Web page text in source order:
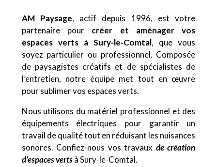
AM Paysage, actif depuis 1996, est votre
partenaire pour créer et aménager vos
espaces verts à Sury-le-Comtal, que vous
soyez particulier ou professionnel. Composée
de paysagistes créatifs et de spécialistes de
l’entretien, notre équipe met tout en œuvre
pour sublimer vos espaces verts.
Nous utilisons du matériel professionnel et des
équipements électriques pour garantir un
travail de qualité tout en réduisant les nuisances
sonores. Confiez-nous vos travaux de création
d’espaces vertsà Sury-le-Comtal.